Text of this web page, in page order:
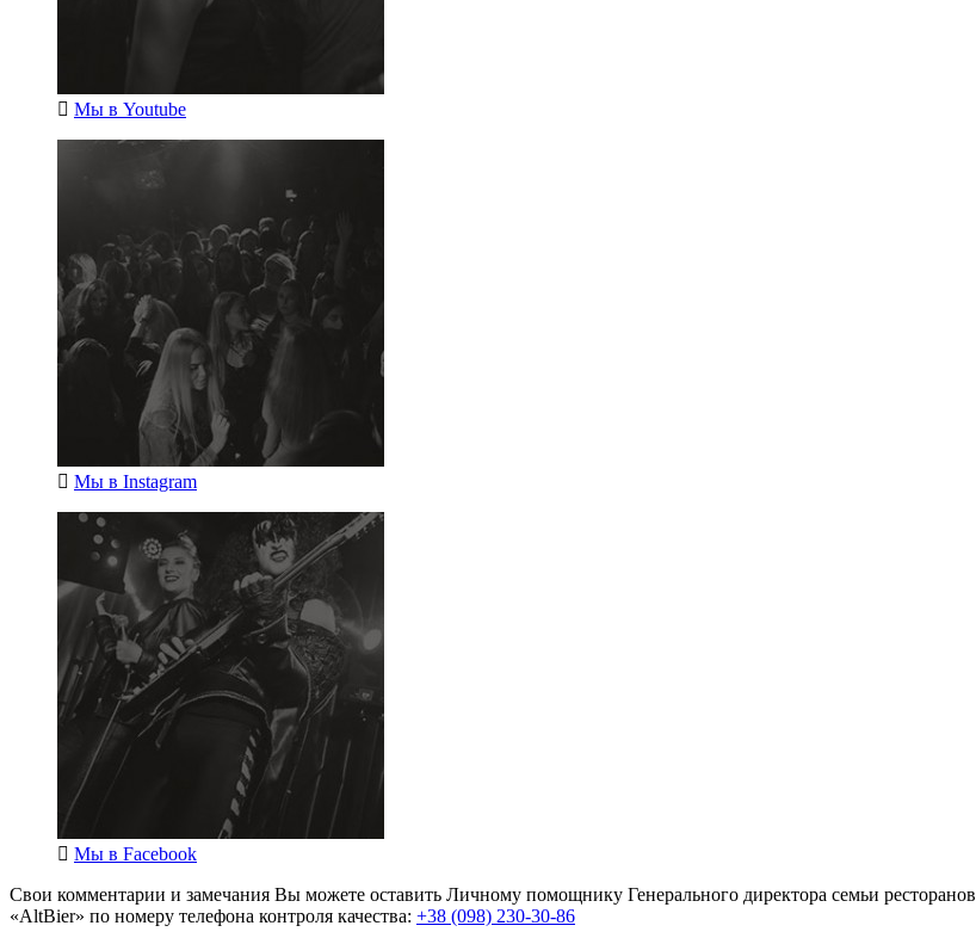
Мы в Youtube
Мы в Instagram
Мы в Facebook
Свои комментарии и замечания Вы можете оставить Личному помощнику Генерального директора семьи ресторанов
«AltBier» по номеру телефона контроля качества: +38 (098) 230-30-86